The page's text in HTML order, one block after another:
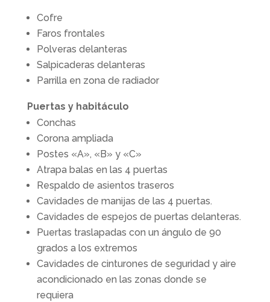
Cofre
Faros frontales
Polveras delanteras
Salpicaderas delanteras
Parrilla en zona de radiador
Puertas y habitáculo
Conchas
Corona ampliada
Postes «A», «B» y «C»
Atrapa balas en las 4 puertas
Respaldo de asientos traseros
Cavidades de manijas de las 4 puertas.
Cavidades de espejos de puertas delanteras.
Puertas traslapadas con un ángulo de 90
grados a los extremos
Cavidades de cinturones de seguridad y aire
acondicionado en las zonas donde se
requiera